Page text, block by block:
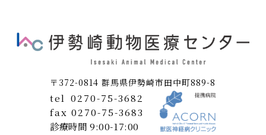
〒372-0814 群馬県伊勢崎市田中町889-8
tel 0270-75-3682
fax 0270-75-3683
診療時間 9:00-17:00